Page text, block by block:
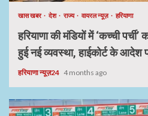
खास खबर देश राज्य वायरल न्यूज़ हरियाणा
हरियाणा की मंडियों में ‘कच्ची
हुई नई व्यवस्था, हाईकोर्ट के
हरियाणा न्यूज़24 4 months ago